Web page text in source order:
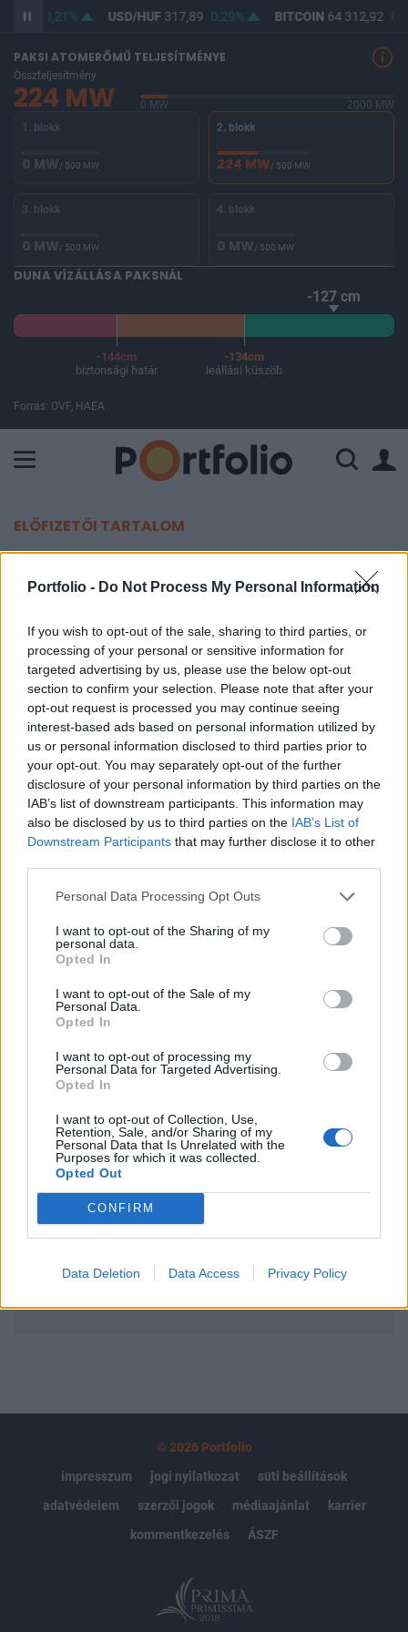
Portfolio - Do Not Process My Personal Information
If you wish to opt-out of the sale, sharing to third parties, or
processing of your personal or sensitive information for
targeted advertising by us, please use the below opt-out
section to confirm your selection. Please note that after your
opt-out request is processed you may continue seeing
interest-based ads based on personal information utilized by
us or personal information disclosed to third parties prior to
your opt-out. You may separately opt-out of the further
disclosure of your personal information by third parties on the
IAB’s list of downstream participants. This information may
also be disclosed by us to third parties on the IAB’s List of
Downstream Participants that may further disclose it to other
Personal Data Processing Opt Outs
I want to opt-out of the Sharing of my
personal data.
Opted In
I want to opt-out of the Sale of my
Personal Data.
Opted In
I want to opt-out of processing my
Personal Data for Targeted Advertising.
Opted In
I want to opt-out of Collection, Use,
Retention, Sale, and/or Sharing of my
Personal Data that Is Unrelated with the
Purposes for which it was collected.
Opted Out
CONFIRM
Data Deletion Data Access Privacy Policy
0,21% USD/HUF317,89 0,29% BITCOIN64 312,92
PAKSI ATOMERŐMŰ TELJESÍTMÉNYE
Összteljesítmény
224 MW 0 MW
2000 MW
1. blokk
0 MW/ 500 MW
2. blokk
224 MW/ 500 MW
3. blokk
0 MW/ 500 MW
4. blokk
0 MW/ 500 MW
DUNA VÍZÁLLÁSA PAKSNÁL
-127 cm
-144cm
biztonsági határ
-134cm
leállási küszöb
Forrás: OVF, HAEA
ELŐFIZETŐI TARTALOM
Több pénz jut mostantól az EU-s
hadseregek összehangolására
2016. november 15. 21:15
Az Európai Védelmi Ügynökség (EDA)
költségvetésének emeléséről állapodtak meg az
uniós tagállamok védelmi miniszterei kedden
Brüsszelben.
Az európai hadiipari fejlesztések összehangolására
szolgáló ügynökség büdzséjét most fogják először növelni
2010 óta, szakértők szerint ez annak köszönhető, hogy a
tanácsülésen az Egyesült Királyság ezúttal nem
mindazonáltal inkább szimbolikus jelentőségű, az EDA az
ideinél 1,6 százalékkal több pénzből...
KEDVES OLVASÓNK!
tartozik, melynek olvasása előfizetéses
regisztrációhoz kötött.
Az előfizetés a következőket tartalmazza:
Portfolio.hu teljes cikkarchívum
Kötéslisták: BÉT elmúlt 2 év napon belüli
kötéslistái
Előfizetés
MÁR ELŐFIZETŐNK VAGY?BEJELENTKEZÉS
© 2026 Portfolio
impresszum
jogi nyilatkozat
süti beállítások
adatvédelem
szerzői jogok médiaajánlat
karrier
kommentkezelés
ÁSZF